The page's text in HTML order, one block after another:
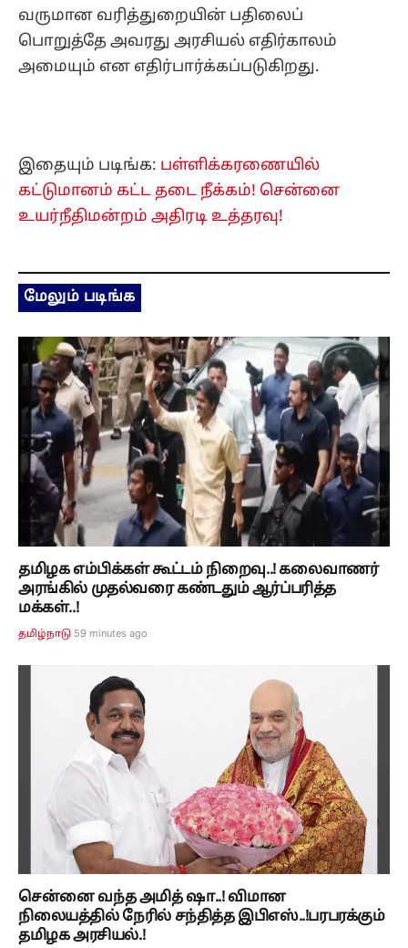
வருமான வரித்துறையின் பதிலைப்
பொறுத்தே அவரது அரசியல் எதிர்காலம்
அமையும் என எதிர்பார்க்கப்படுகிறது.
இதையும் படிங்க: பள்ளிக்கரணையில்
கட்டுமானம் கட்ட தடை நீக்கம்! சென்னை
உயர்நீதிமன்றம் அதிரடி உத்தரவு!
மேலும் படிங்க
தமிழக எம்பிக்கள் கூட்டம் நிறைவு..! கலைவாணர்
அரங்கில் முதல்வரை கண்டதும் ஆர்ப்பரித்த
மக்கள்..!
தமிழ்நாடு 59 minutes ago
சென்னை வந்த அமித் ஷா..! விமான
நிலையத்தில் நேரில் சந்தித்த இபிஎஸ்..!பரபரக்கும்
தமிழக அரசியல்.!